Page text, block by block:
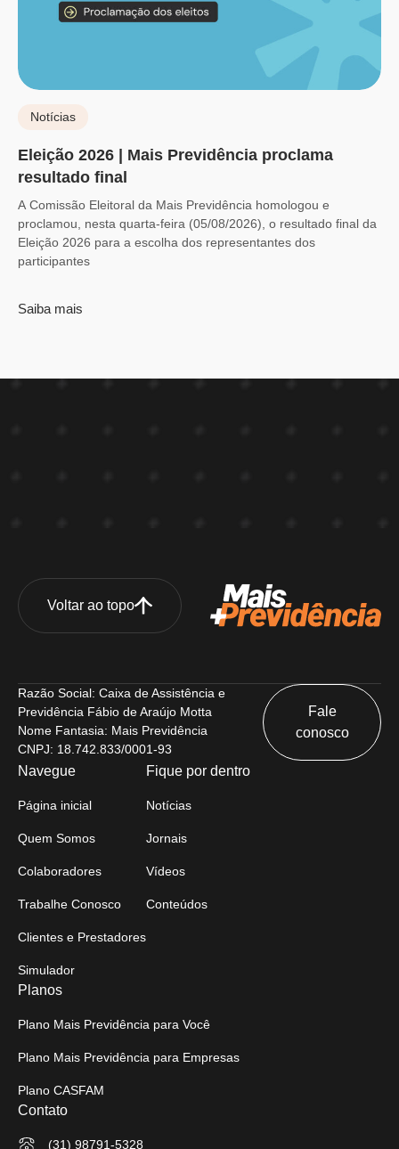
Notícias
Eleição 2026 | Mais Previdência proclama
resultado final
A Comissão Eleitoral da Mais Previdência homologou e
proclamou, nesta quarta-feira (05/08/2026), o resultado final da
Eleição 2026 para a escolha dos representantes dos
participantes
Saiba mais
Voltar ao topo
Razão Social: Caixa de Assistência e
Previdência Fábio de Araújo Motta
Nome Fantasia: Mais Previdência
CNPJ: 18.742.833/0001-93
Fale
conosco
Navegue
Página inicial
Quem Somos
Colaboradores
Trabalhe Conosco
Clientes e Prestadores
Simulador
Fique por dentro
Notícias
Jornais
Vídeos
Conteúdos
Planos
Plano Mais Previdência para Você
Plano Mais Previdência para Empresas
Plano CASFAM
Contato
(31) 98791-5328